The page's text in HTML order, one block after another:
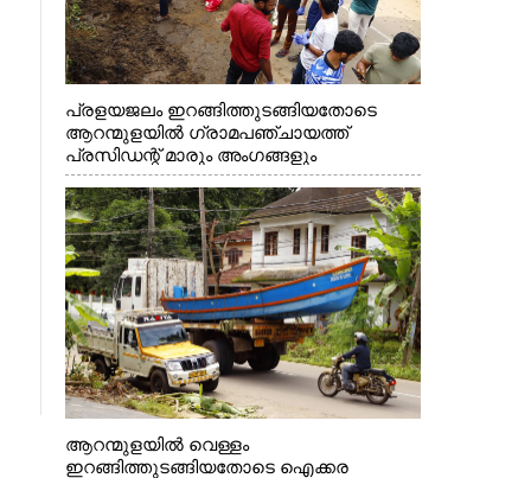
പ്രളയജലം ഇറങ്ങിത്തുടങ്ങിയതോടെ
ആറന്മുളയിൽ ഗ്രാമപഞ്ചായത്ത്
പ്രസിഡന്റ് മാരും അംഗങ്ങളും
രാഷ്ട്രീയപ്രവത്തകരും അടങ്ങുന്ന സംഘം
റോഡിൽ അടിഞ്ഞ് കൂടിയ ചെളിയും മണ്ണും
മറ്റ് മാലിന്യങ്ങളും നീക്കം ചെയ്യുന്നു.
ആറന്മുളയിൽ വെള്ളം
ഇറങ്ങിത്തുടങ്ങിയതോടെ ഐക്കര